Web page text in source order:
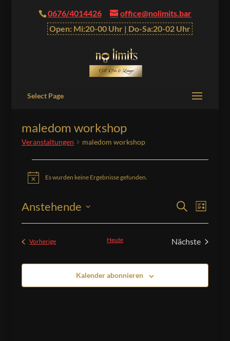
0676/4014426
office@nolimits.bar
Open: Mi:20-00 Uhr | Do-Sa:20-02 Uhr
Select Page
maledom workshop
Veranstaltungen maledom workshop
HinweisEs wurden keine Ergebnisse gefunden.
Ansichten,
Suche
Liste
Anstehende
VorherigeVeranstaltungen Heute
Nächste
Kalender abonnieren